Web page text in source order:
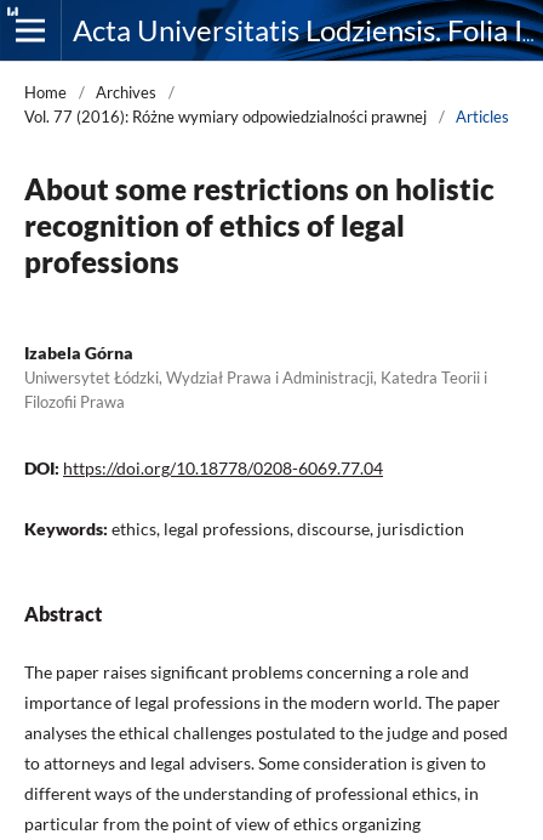
Acta Universitatis Lodziensis. Folia Iuridica
Home / Archives
/
Vol. 77 (2016): Różne wymiary odpowiedzialności prawnej
/ Articles
About some restrictions on holistic
recognition of ethics of legal
professions
Izabela Górna
Uniwersytet Łódzki, Wydział Prawa i Administracji, Katedra Teorii i
Filozofii Prawa
DOI: https://doi.org/10.18778/0208-6069.77.04
Keywords: ethics, legal professions, discourse, jurisdiction
Abstract
The paper raises significant problems concerning a role and
importance of legal professions in the modern world. The paper
analyses the ethical challenges postulated to the judge and posed
to attorneys and legal advisers. Some consideration is given to
different ways of the understanding of professional ethics, in
particular from the point of view of ethics organizing